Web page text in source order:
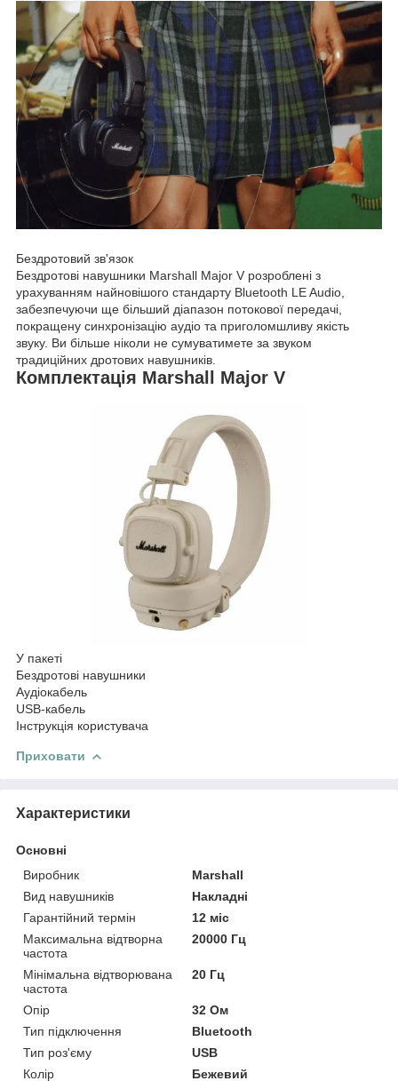
Бездротовий зв'язок
Бездротові навушники Marshall Major V розроблені з
урахуванням найновішого стандарту Bluetooth LE Audio,
забезпечуючи ще більший діапазон потокової передачі,
покращену синхронізацію аудіо та приголомшливу якість
звуку. Ви більше ніколи не сумуватимете за звуком
традиційних дротових навушників.
Комплектація Marshall Major V
У пакеті
Бездротові навушники
Аудіокабель
USB-кабель
Інструкція користувача
Приховати
Характеристики
Основні
Виробник
Marshall
Вид навушників
Накладні
Гарантійний термін
12 міс
Максимальна відтворна
частота
20000 Гц
Мінімальна відтворювана
частота
20 Гц
Опір
32 Ом
Тип підключення
Bluetooth
Тип роз'єму
USB
Колір
Бежевий